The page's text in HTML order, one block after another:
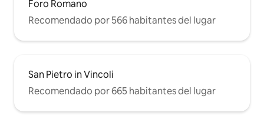
Foro Romano
Recomendado por 566 habitantes del lugar
San Pietro in Vincoli
Recomendado por 665 habitantes del lugar